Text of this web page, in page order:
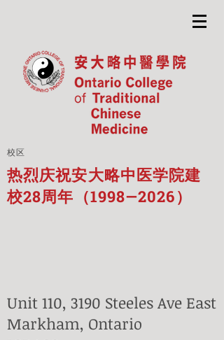
校区
热烈庆祝安大略中医学院建
校28周年（1998—2026）
Unit 110, 3190 Steeles Ave East
Markham, Ontario